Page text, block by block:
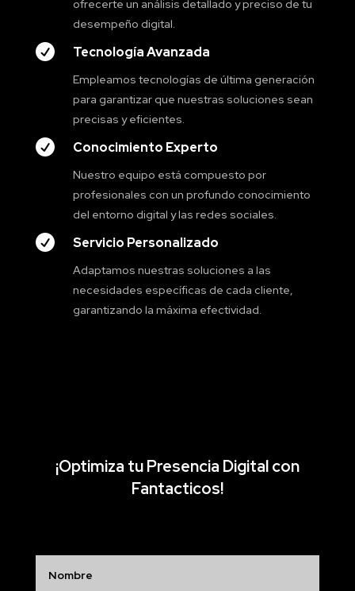
ofrecerte un análisis detallado y preciso de tu
desempeño digital.
 Tecnología Avanzada
Empleamos tecnologías de última generación
para garantizar que nuestras soluciones sean
precisas y eficientes.
 Conocimiento Experto
Nuestro equipo está compuesto por
profesionales con un profundo conocimiento
del entorno digital y las redes sociales.
 Servicio Personalizado
Adaptamos nuestras soluciones a las
necesidades específicas de cada cliente,
garantizando la máxima efectividad.
¡Optimiza tu Presencia Digital con
Fantacticos!